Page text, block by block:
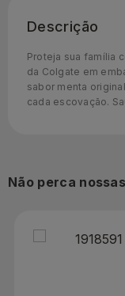
Descrição
Proteja sua família
da Colgate em
sabor menta
cada escovação.
Não perca